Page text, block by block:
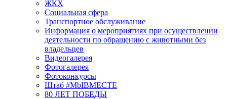
ЖКХ
Социальная сфера
Транспортное обслуживание
Информация о мероприятиях при осуществлении
деятельности по обращению с животными без
владельцев
Видеогалерея
Фотогалерея
Фотоконкурсы
Штаб #MbIBMECTE
80 ЛЕТ ПОБЕДЫ